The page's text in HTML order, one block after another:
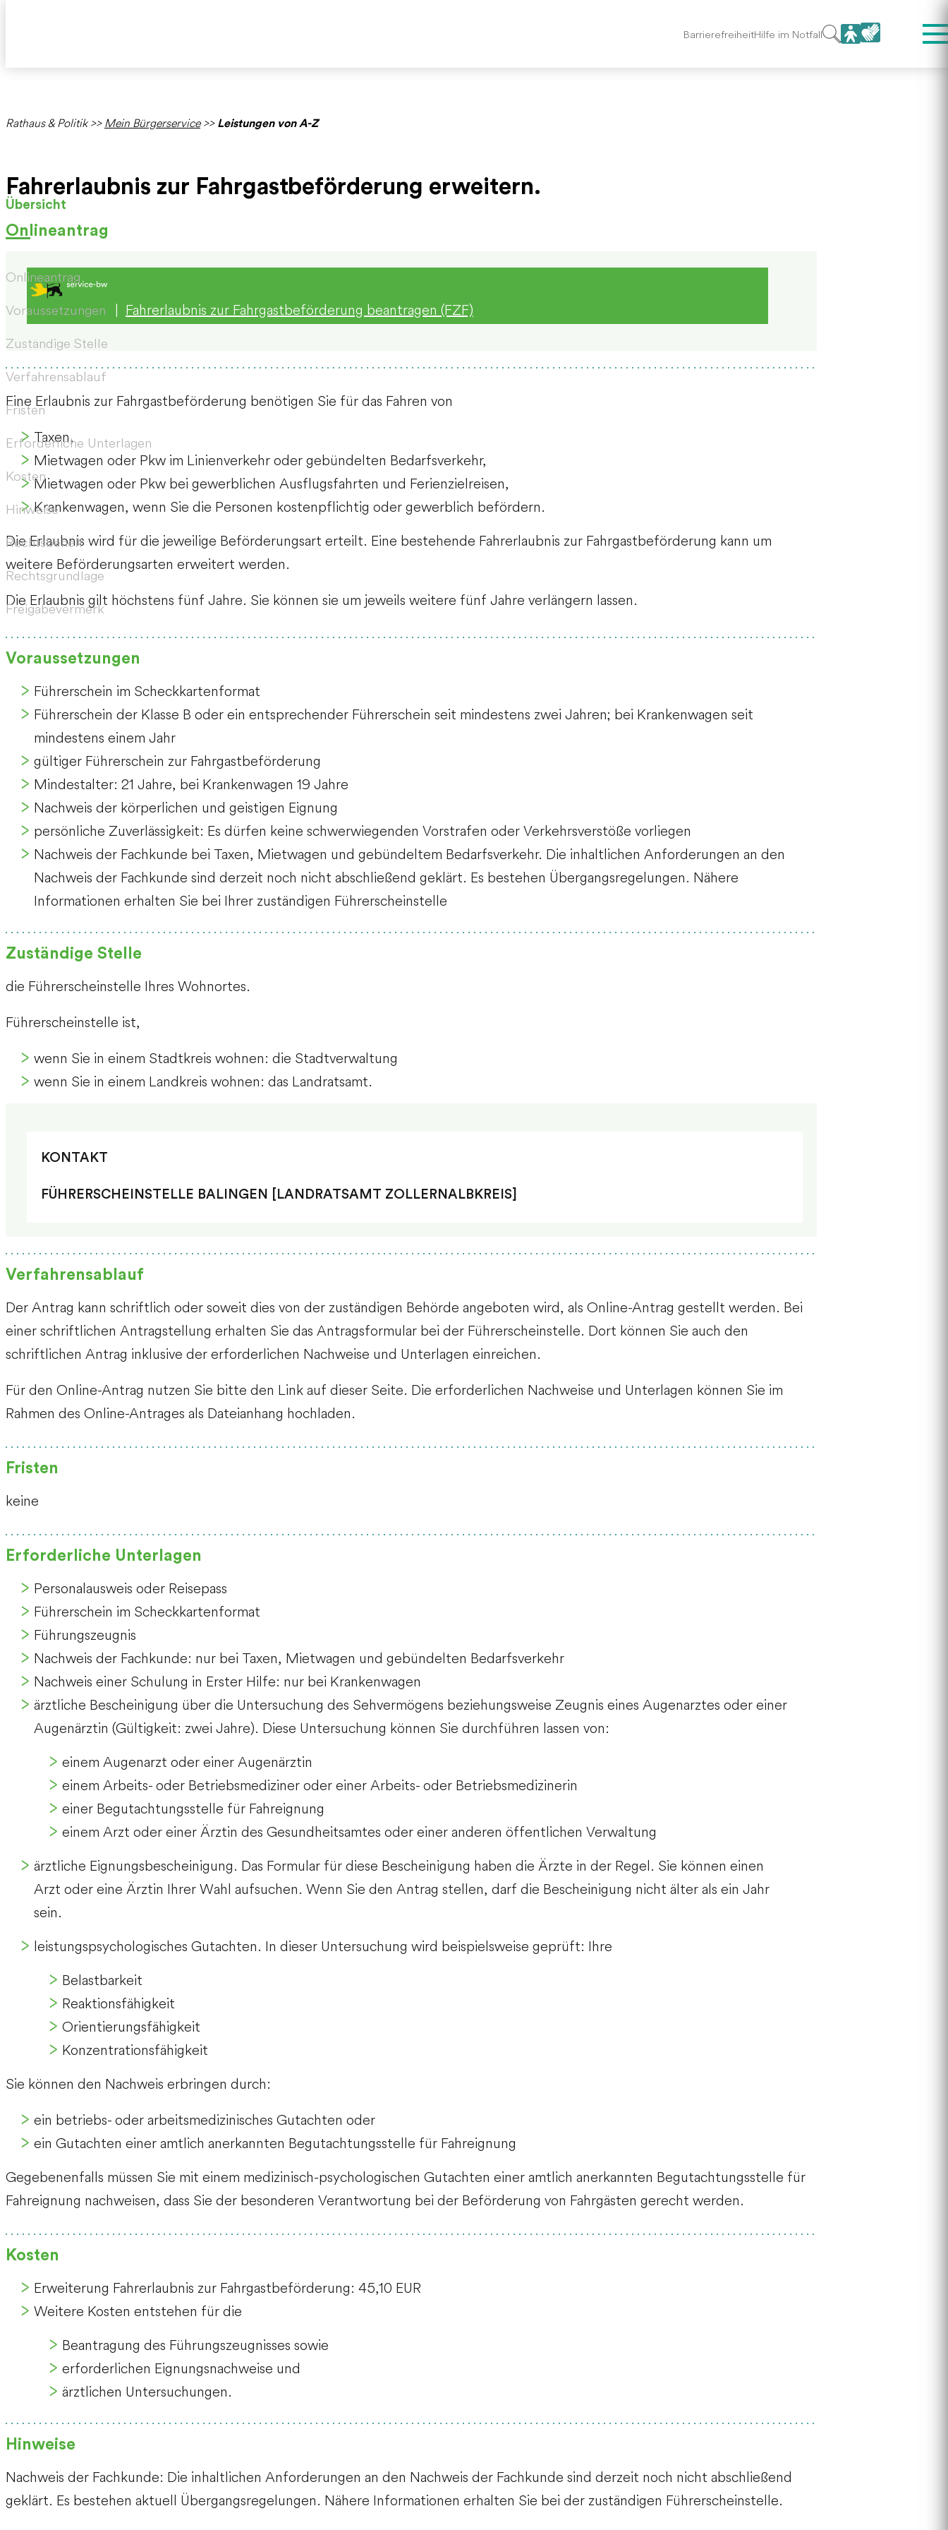
BarrierefreiheitHilfe im Notfall
Rathaus & Politik>> Mein Bürgerservice>> Leistungen von A-Z
Übersicht
Onlineantrag
Voraussetzungen
Zuständige Stelle
Verfahrensablauf
Fristen
Erforderliche Unterlagen
Kosten
Hinweise
Rechtsbehelf
Rechtsgrundlage
Freigabevermerk
Fahrerlaubnis zur Fahrgastbeförderung erweitern.
Onlineantrag
| Fahrerlaubnis zur Fahrgastbeförderung beantragen (FZF)
Eine Erlaubnis zur Fahrgastbeförderung benötigen Sie für das Fahren von
Taxen,
Mietwagen oder Pkw im Linienverkehr oder gebündelten Bedarfsverkehr,
Mietwagen oder Pkw bei gewerblichen Ausflugsfahrten und Ferienzielreisen,
Krankenwagen, wenn Sie die Personen kostenpflichtig oder gewerblich befördern.
Die Erlaubnis wird für die jeweilige Beförderungsart erteilt. Eine bestehende Fahrerlaubnis zur Fahrgastbeförderung kann um
weitere Beförderungsarten erweitert werden.
Die Erlaubnis gilt höchstens fünf Jahre. Sie können sie um jeweils weitere fünf Jahre verlängern lassen.
Voraussetzungen
Führerschein im Scheckkartenformat
Führerschein der Klasse B oder ein entsprechender Führerschein seit mindestens zwei Jahren; bei Krankenwagen seit
mindestens einem Jahr
gültiger Führerschein zur Fahrgastbeförderung
Mindestalter: 21 Jahre, bei Krankenwagen 19 Jahre
Nachweis der körperlichen und geistigen Eignung
persönliche Zuverlässigkeit: Es dürfen keine schwerwiegenden Vorstrafen oder Verkehrsverstöße vorliegen
Nachweis der Fachkunde bei Taxen, Mietwagen und gebündeltem Bedarfsverkehr. Die inhaltlichen Anforderungen an den
Nachweis der Fachkunde sind derzeit noch nicht abschließend geklärt. Es bestehen Übergangsregelungen. Nähere
Informationen erhalten Sie bei Ihrer zuständigen Führerscheinstelle
Zuständige Stelle
die Führerscheinstelle Ihres Wohnortes.
Führerscheinstelle ist,
wenn Sie in einem Stadtkreis wohnen: die Stadtverwaltung
wenn Sie in einem Landkreis wohnen: das Landratsamt.
KONTAKT
FÜHRERSCHEINSTELLE BALINGEN [LANDRATSAMT ZOLLERNALBKREIS]
Verfahrensablauf
Der Antrag kann schriftlich oder soweit dies von der zuständigen Behörde angeboten wird, als Online-Antrag gestellt werden. Bei
einer schriftlichen Antragstellung erhalten Sie das Antragsformular bei der Führerscheinstelle. Dort können Sie auch den
schriftlichen Antrag inklusive der erforderlichen Nachweise und Unterlagen einreichen.
Für den Online-Antrag nutzen Sie bitte den Link auf dieser Seite. Die erforderlichen Nachweise und Unterlagen können Sie im
Rahmen des Online-Antrages als Dateianhang hochladen.
Fristen
keine
Erforderliche Unterlagen
Personalausweis oder Reisepass
Führerschein im Scheckkartenformat
Führungszeugnis
Nachweis der Fachkunde: nur bei Taxen, Mietwagen und gebündelten Bedarfsverkehr
Nachweis einer Schulung in Erster Hilfe: nur bei Krankenwagen
ärztliche Bescheinigung über die Untersuchung des Sehvermögens beziehungsweise Zeugnis eines Augenarztes oder einer
Augenärztin (Gültigkeit: zwei Jahre). Diese Untersuchung können Sie durchführen lassen von:
einem Augenarzt oder einer Augenärztin
einem Arbeits- oder Betriebsmediziner oder einer Arbeits- oder Betriebsmedizinerin
einer Begutachtungsstelle für Fahreignung
einem Arzt oder einer Ärztin des Gesundheitsamtes oder einer anderen öffentlichen Verwaltung
ärztliche Eignungsbescheinigung. Das Formular für diese Bescheinigung haben die Ärzte in der Regel. Sie können einen
Arzt oder eine Ärztin Ihrer Wahl aufsuchen. Wenn Sie den Antrag stellen, darf die Bescheinigung nicht älter als ein Jahr
sein.
leistungspsychologisches Gutachten. In dieser Untersuchung wird beispielsweise geprüft: Ihre
Belastbarkeit
Reaktionsfähigkeit
Orientierungsfähigkeit
Konzentrationsfähigkeit
Sie können den Nachweis erbringen durch:
ein betriebs- oder arbeitsmedizinisches Gutachten oder
ein Gutachten einer amtlich anerkannten Begutachtungsstelle für Fahreignung
Gegebenenfalls müssen Sie mit einem medizinisch-psychologischen Gutachten einer amtlich anerkannten Begutachtungsstelle für
Fahreignung nachweisen, dass Sie der besonderen Verantwortung bei der Beförderung von Fahrgästen gerecht werden.
Kosten
Erweiterung Fahrerlaubnis zur Fahrgastbeförderung: 45,10 EUR
Weitere Kosten entstehen für die
Beantragung des Führungszeugnisses sowie
erforderlichen Eignungsnachweise und
ärztlichen Untersuchungen.
Hinweise
Nachweis der Fachkunde: Die inhaltlichen Anforderungen an den Nachweis der Fachkunde sind derzeit noch nicht abschließend
geklärt. Es bestehen aktuell Übergangsregelungen. Nähere Informationen erhalten Sie bei der zuständigen Führerscheinstelle.